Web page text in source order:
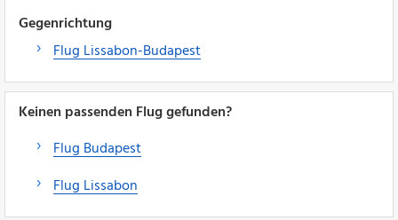
Gegenrichtung
Flug Lissabon-Budapest
Keinen passenden Flug gefunden?
Flug Budapest
Flug Lissabon